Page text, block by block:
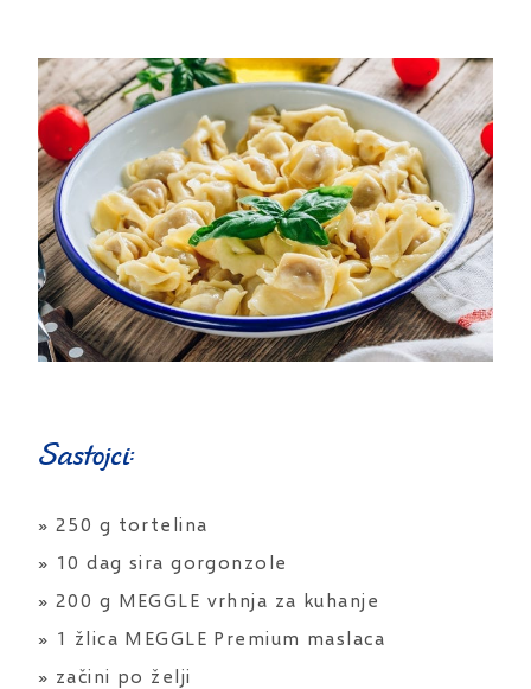
Sastojci:
» 250 g tortelina
» 10 dag sira gorgonzole
» 200 g MEGGLE vrhnja za kuhanje
» 1 žlica MEGGLE Premium maslaca
» začini po želji